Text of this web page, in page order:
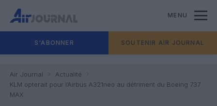
MENU
S'ABONNER SOUTENIR AIR JOURNAL
Air Journal
Actualité
KLM opterait pour l’Airbus A321neo au détriment du Boeing 737
MAX